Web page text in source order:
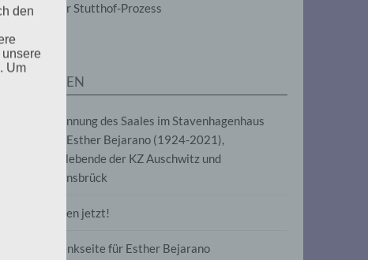
Der Stutthof-Prozess
SEITEN
Benennung des Saales im Stavenhagenhaus
nach Esther Bejarano (1924-2021),
Überlebende der KZ Auschwitz und
Ravensbrück
Frieden jetzt!
Gedenkseite für Esther Bejarano
den
Um